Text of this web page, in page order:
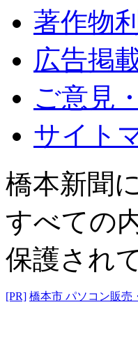
著作物
広告掲
ご意見
サイト
橋本新聞
すべての
保護され
[PR] 橋本市 パソコン販売